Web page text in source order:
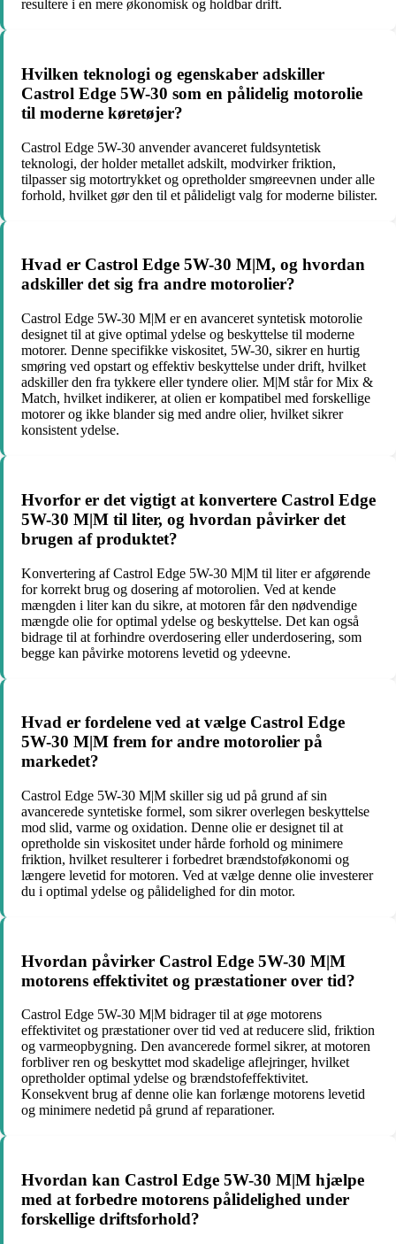
resultere i en mere økonomisk og holdbar drift.
Hvilken teknologi og egenskaber adskiller
Castrol Edge 5W-30 som en pålidelig motorolie
til moderne køretøjer?
Castrol Edge 5W-30 anvender avanceret fuldsyntetisk
teknologi, der holder metallet adskilt, modvirker friktion,
tilpasser sig motortrykket og opretholder smøreevnen under alle
forhold, hvilket gør den til et pålideligt valg for moderne bilister.
Hvad er Castrol Edge 5W-30 M|M, og hvordan
adskiller det sig fra andre motorolier?
Castrol Edge 5W-30 M|M er en avanceret syntetisk motorolie
designet til at give optimal ydelse og beskyttelse til moderne
motorer. Denne specifikke viskositet, 5W-30, sikrer en hurtig
smøring ved opstart og effektiv beskyttelse under drift, hvilket
adskiller den fra tykkere eller tyndere olier. M|M står for Mix &
Match, hvilket indikerer, at olien er kompatibel med forskellige
motorer og ikke blander sig med andre olier, hvilket sikrer
konsistent ydelse.
Hvorfor er det vigtigt at konvertere Castrol Edge
5W-30 M|M til liter, og hvordan påvirker det
brugen af ​​produktet?
Konvertering af Castrol Edge 5W-30 M|M til liter er afgørende
for korrekt brug og dosering af motorolien. Ved at kende
mængden i liter kan du sikre, at motoren får den nødvendige
mængde olie for optimal ydelse og beskyttelse. Det kan også
bidrage til at forhindre overdosering eller underdosering, som
begge kan påvirke motorens levetid og ydeevne.
Hvad er fordelene ved at vælge Castrol Edge
5W-30 M|M frem for andre motorolier på
markedet?
Castrol Edge 5W-30 M|M skiller sig ud på grund af sin
avancerede syntetiske formel, som sikrer overlegen beskyttelse
mod slid, varme og oxidation. Denne olie er designet til at
opretholde sin viskositet under hårde forhold og minimere
friktion, hvilket resulterer i forbedret brændstoføkonomi og
længere levetid for motoren. Ved at vælge denne olie investerer
du i optimal ydelse og pålidelighed for din motor.
Hvordan påvirker Castrol Edge 5W-30 M|M
motorens effektivitet og præstationer over tid?
Castrol Edge 5W-30 M|M bidrager til at øge motorens
effektivitet og præstationer over tid ved at reducere slid, friktion
og varmeopbygning. Den avancerede formel sikrer, at motoren
forbliver ren og beskyttet mod skadelige aflejringer, hvilket
opretholder optimal ydelse og brændstofeffektivitet.
Konsekvent brug af denne olie kan forlænge motorens levetid
og minimere nedetid på grund af reparationer.
Hvordan kan Castrol Edge 5W-30 M|M hjælpe
med at forbedre motorens pålidelighed under
forskellige driftsforhold?